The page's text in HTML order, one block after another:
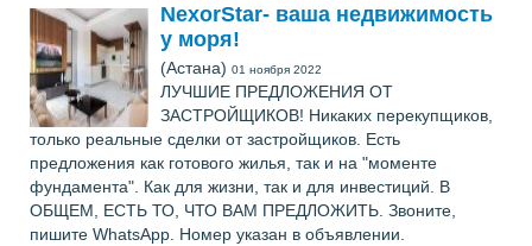
NexorStar- ваша недвижимость
у моря!
(Астана) 01 ноября 2022
ЛУЧШИЕ ПРЕДЛОЖЕНИЯ ОТ
ЗАСТРОЙЩИКОВ! Никаких перекупщиков,
только реальные сделки от застройщиков. Есть
предложения как готового жилья, так и на "моменте
фундамента". Как для жизни, так и для инвестиций. В
ОБЩЕМ, ЕСТЬ ТО, ЧТО ВАМ ПРЕДЛОЖИТЬ. Звоните,
пишите WhatsApp. Номер указан в объявлении.